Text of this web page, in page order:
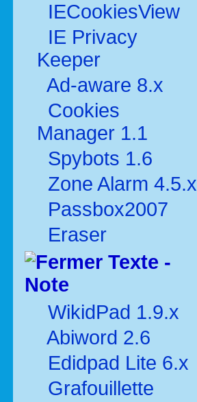
IECookiesView
IE Privacy
Keeper
Ad-aware 8.x
Cookies
Manager 1.1
Spybots 1.6
Zone Alarm 4.5.x
Passbox2007
Eraser
Texte -
Note
WikidPad 1.9.x
Abiword 2.6
Edidpad Lite 6.x
Grafouillette